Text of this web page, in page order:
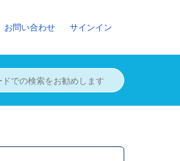
お問い合わせ サインイン